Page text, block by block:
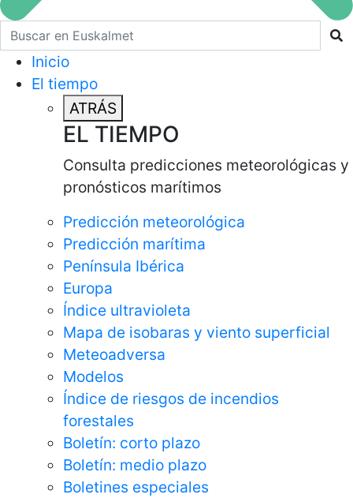
Buscar en euskalmet
Inicio
El tiempo
ATRÁS
EL TIEMPO
Consulta predicciones meteorológicas y
pronósticos marítimos
Predicción meteorológica
Predicción marítima
Península Ibérica
Europa
Índice ultravioleta
Mapa de isobaras y viento superficial
Meteoadversa
Modelos
Índice de riesgos de incendios
forestales
Boletín: corto plazo
Boletín: medio plazo
Boletines especiales